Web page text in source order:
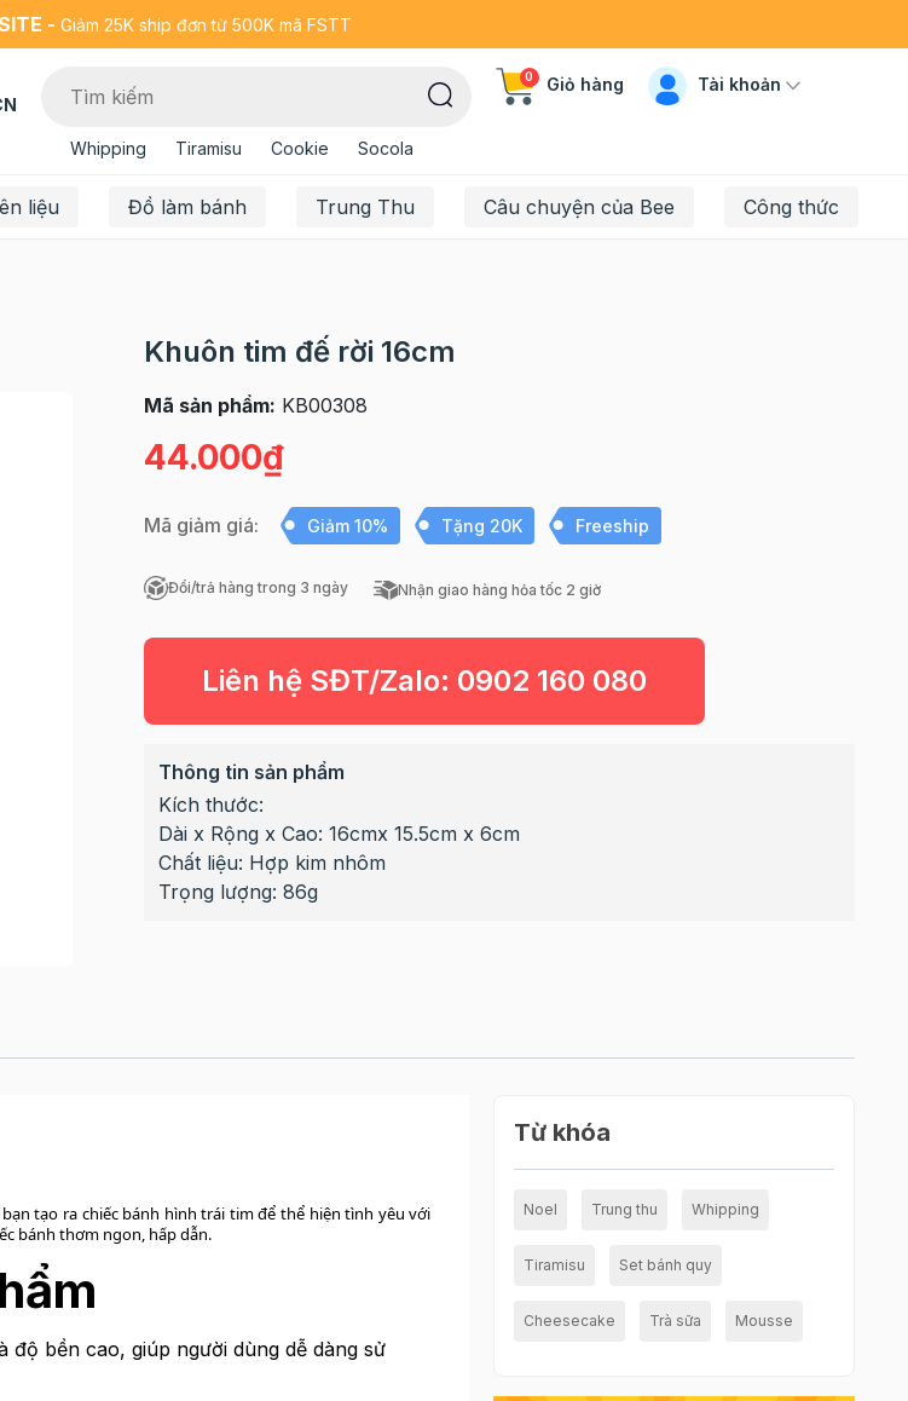
- Giảm 25K ship đơn từ 500K mã FSTT
Whipping Tiramisu Cookie Socola
0 Giỏ hàng Tài khoản
liệu Đồ làm bánh Trung Thu Câu chuyện của Bee Công thức
Khuôn tim đế rời 16cm
Mã sản phẩm: KB00308
44.000₫
Mã giảm giá: Giảm 10% Tặng 20K Freeship
Đổi/trả hàng trong 3 ngày Nhận giao hàng hỏa tốc 2 giờ
Liên hệ SĐT/Zalo: 0902 160 080
Thông tin sản phẩm
Kích thước:
Dài x Rộng x Cao: 16cmx 15.5cm x 6cm
Chất liệu: Hợp kim nhôm
Trọng lượng: 86g
tạo ra chiếc bánh hình trái tim để thể hiện tình yêu với
bánh thơm ngon, hấp dẫn.
bền cao, giúp người dùng dễ dàng sử
Từ khóa
Noel Trung thu Whipping
Tiramisu Set bánh quy
Cheesecake Trà sữa Mousse